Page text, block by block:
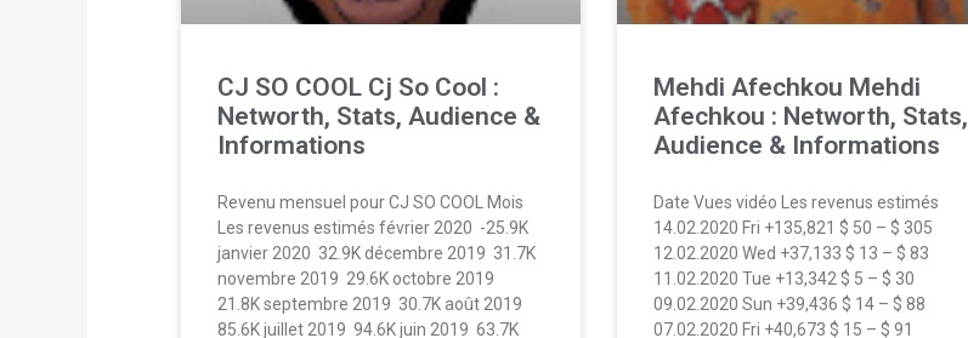
CJ SO COOL Cj So Cool :
Networth, Stats, Audience &
Informations
Revenu mensuel pour CJ SO COOL Mois
Les revenus estimés février 2020  -25.9K
janvier 2020  32.9K décembre 2019  31.7K
novembre 2019  29.6K octobre 2019 
21.8K septembre 2019  30.7K août 2019 
85.6K juillet 2019  94.6K juin 2019  63.7K
Mehdi Afechkou Mehdi
Afechkou : Networth, Stats,
Audience & Informations
Date Vues vidéo Les revenus estimés
14.02.2020 Fri +135,821 $ 50 – $ 305
12.02.2020 Wed +37,133 $ 13 – $ 83
11.02.2020 Tue +13,342 $ 5 – $ 30
09.02.2020 Sun +39,436 $ 14 – $ 88
07.02.2020 Fri +40,673 $ 15 – $ 91